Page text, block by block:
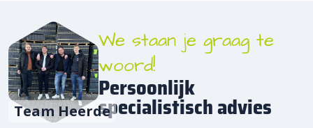
Team Heerde
We staan je graag te
woord!
Persoonlijk
specialistisch advies